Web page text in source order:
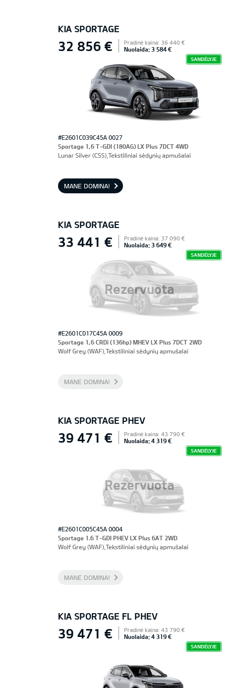
KIA SPORTAGE
32 856 € Pradinė kaina: 36 440 €
Nuolaida: 3 584 €
SANDĖLYJE
#E2601C039C45A 0027
Sportage 1,6 T-GDI (180AG) LX Plus 7DCT 4WD
Lunar Silver (CSS),Tekstiliniai sėdynių apmušalai
MANE DOMINA!
KIA SPORTAGE
Rezervuota
33 441 € Pradinė kaina: 37 090 €
Nuolaida: 3 649 €
SANDĖLYJE
#E2601C017C45A 0009
Sportage 1,6 CRDi (136hp) MHEV LX Plus 7DCT 2WD
Wolf Grey (WAF),Tekstiliniai sėdynių apmušalai
MANE DOMINA!
KIA SPORTAGE PHEV
Rezervuota
39 471 € Pradinė kaina: 43 790 €
Nuolaida: 4 319 €
SANDĖLYJE
#E2601C005C45A 0004
Sportage 1.6 T-GDI PHEV LX Plus 6AT 2WD
Wolf Grey (WAF),Tekstiliniai sėdynių apmušalai
MANE DOMINA!
KIA SPORTAGE FL PHEV
39 471 € Pradinė kaina: 43 790 €
Nuolaida: 4 319 €
SANDĖLYJE